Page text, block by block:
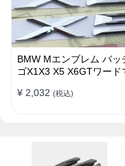
BMW Mエンブレム バッ
ゴX1X3 X5 X6GTワード
ラベルBMWリアラベル
¥ 2,032 (税込)